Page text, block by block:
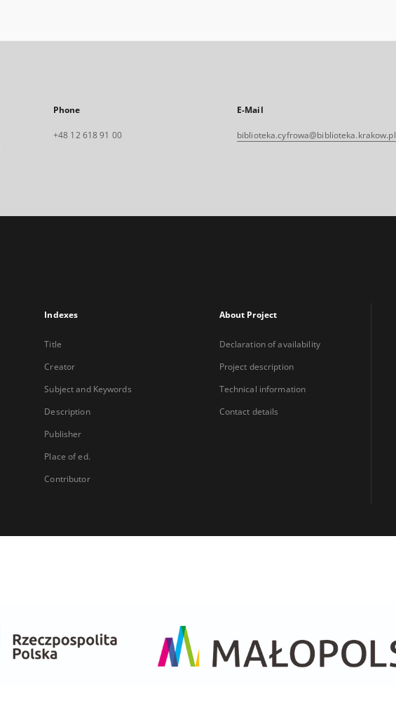
Phone
+48 12 618 91 00
E-Mail
biblioteka.cyfrowa@biblioteka.krakow.pl
Indexes
Title
Creator
Subject and Keywords
Description
Publisher
Place of ed.
Contributor
About Project
Declaration of availability
Project description
Technical information
Contact details